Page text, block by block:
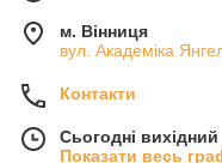
м. Вінниця
вул. Академіка
Контакти
Сьогодні вихідний
Показати весь